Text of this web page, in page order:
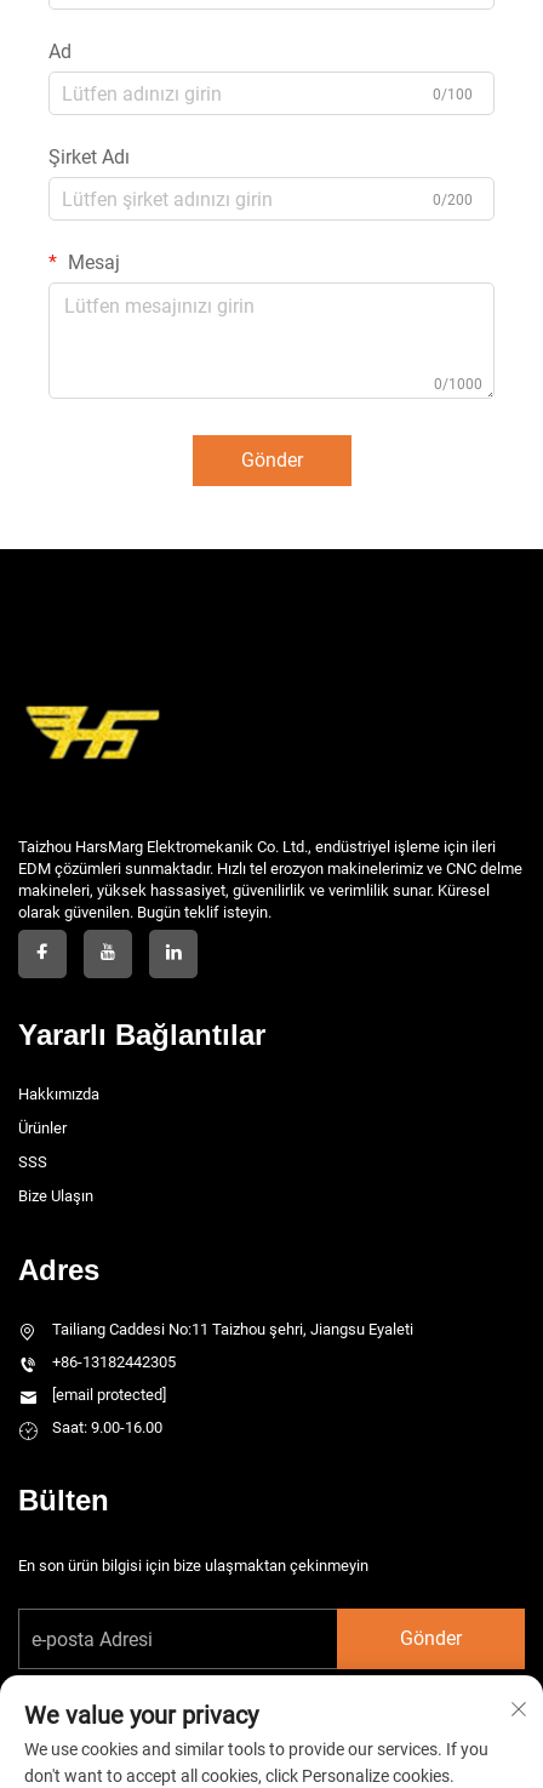
Ad
0/100
Şirket Adı
0/200
Mesaj
0/1000
Gönder
Taizhou HarsMarg Elektromekanik Co. Ltd., endüstriyel işleme için ileri
EDM çözümleri sunmaktadır. Hızlı tel erozyon makinelerimiz ve CNC delme
makineleri, yüksek hassasiyet, güvenilirlik ve verimlilik sunar. Küresel
olarak güvenilen. Bugün teklif isteyin.
Yararlı Bağlantılar
Hakkımızda
Ürünler
SSS
Bize Ulaşın
Adres
Tailiang Caddesi No:11 Taizhou şehri, Jiangsu Eyaleti
+86-13182442305
[email protected]
Saat: 9.00-16.00
Bülten
En son ürün bilgisi için bize ulaşmaktan çekinmeyin
Gönder
We value your privacy
We use cookies and similar tools to provide our services. If you
don't want to accept all cookies, click Personalize cookies.